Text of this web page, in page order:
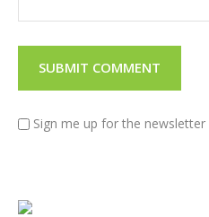
Sign me up for the newsletter